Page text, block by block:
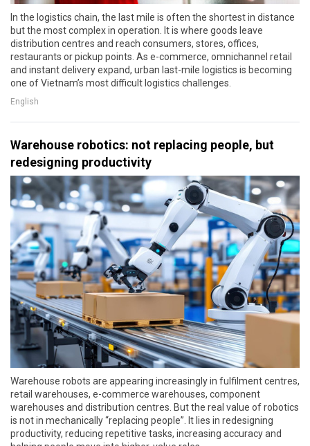
In the logistics chain, the last mile is often the shortest in distance
but the most complex in operation. It is where goods leave
distribution centres and reach consumers, stores, offices,
restaurants or pickup points. As e-commerce, omnichannel retail
and instant delivery expand, urban last-mile logistics is becoming
one of Vietnam’s most difficult logistics challenges.
English
Warehouse robotics: not replacing people, but
redesigning productivity
Warehouse robots are appearing increasingly in fulfilment centres,
retail warehouses, e-commerce warehouses, component
warehouses and distribution centres. But the real value of robotics
is not in mechanically “replacing people”. It lies in redesigning
productivity, reducing repetitive tasks, increasing accuracy and